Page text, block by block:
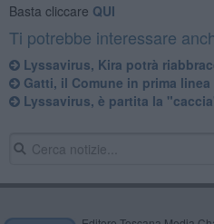
Basta cliccare QUI
Ti potrebbe interessare
Lyssavirus, Kira potrà
Gatti, il Comune in prima
Lyssavirus, è partita la